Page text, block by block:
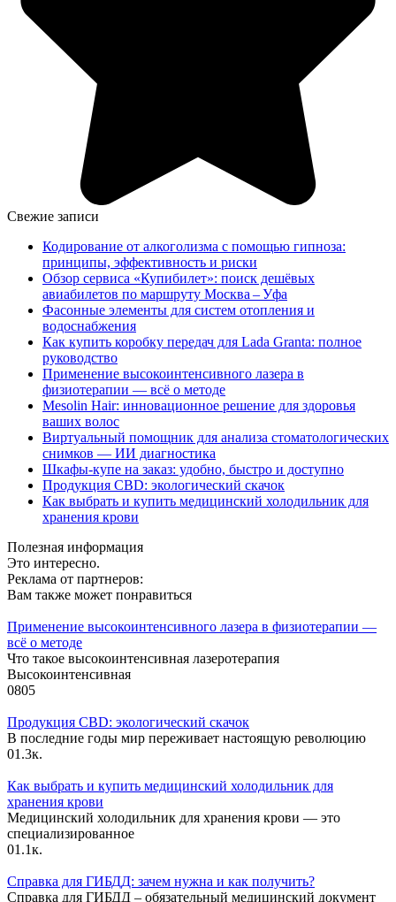
Свежие записи
Кодирование от алкоголизма с помощью гипноза:
принципы, эффективность и риски
Обзор сервиса «Купибилет»: поиск дешёвых
авиабилетов по маршруту Москва – Уфа
Фасонные элементы для систем отопления и
водоснабжения
Как купить коробку передач для Lada Granta: полное
руководство
Применение высокоинтенсивного лазера в
физиотерапии — всё о методе
Mesolin Hair: инновационное решение для здоровья
ваших волос
Виртуальный помощник для анализа стоматологических
снимков — ИИ диагностика
Шкафы-купе на заказ: удобно, быстро и доступно
Продукция CBD: экологический скачок
Как выбрать и купить медицинский холодильник для
хранения крови
Полезная информация
Это интересно.
Реклама от партнеров:
Вам также может понравиться
Применение высокоинтенсивного лазера в физиотерапии —
всё о методе
Что такое высокоинтенсивная лазеротерапия
Высокоинтенсивная
0805
Продукция CBD: экологический скачок
В последние годы мир переживает настоящую революцию
01.3к.
Как выбрать и купить медицинский холодильник для
хранения крови
Медицинский холодильник для хранения крови — это
специализированное
01.1к.
Справка для ГИБДД: зачем нужна и как получить?
Справка для ГИБДД – обязательный медицинский документ